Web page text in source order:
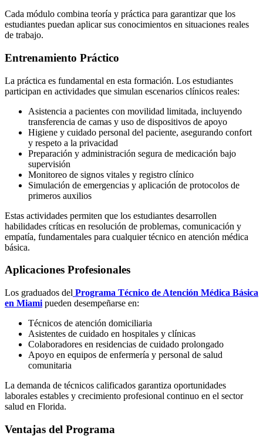
Cada módulo combina teoría y práctica para garantizar que los
estudiantes puedan aplicar sus conocimientos en situaciones reales
de trabajo.
Entrenamiento Práctico
La práctica es fundamental en esta formación. Los estudiantes
participan en actividades que simulan escenarios clínicos reales:
Asistencia a pacientes con movilidad limitada, incluyendo
transferencia de camas y uso de dispositivos de apoyo
Higiene y cuidado personal del paciente, asegurando confort
y respeto a la privacidad
Preparación y administración segura de medicación bajo
supervisión
Monitoreo de signos vitales y registro clínico
Simulación de emergencias y aplicación de protocolos de
primeros auxilios
Estas actividades permiten que los estudiantes desarrollen
habilidades críticas en resolución de problemas, comunicación y
empatía, fundamentales para cualquier técnico en atención médica
básica.
Aplicaciones Profesionales
Los graduados del Programa Técnico de Atención Médica Básica
en Miami pueden desempeñarse en:
Técnicos de atención domiciliaria
Asistentes de cuidado en hospitales y clínicas
Colaboradores en residencias de cuidado prolongado
Apoyo en equipos de enfermería y personal de salud
comunitaria
La demanda de técnicos calificados garantiza oportunidades
laborales estables y crecimiento profesional continuo en el sector
salud en Florida.
Ventajas del Programa